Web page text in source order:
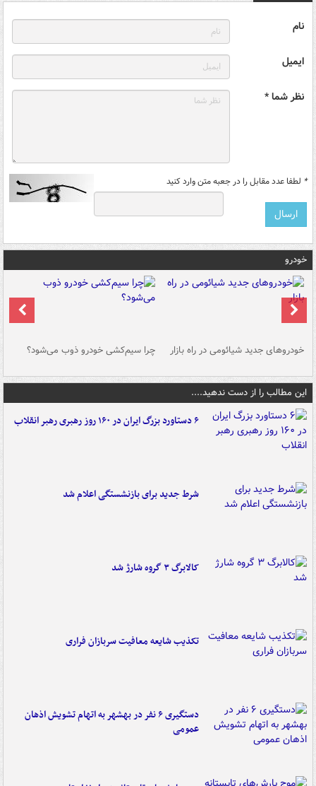
نام
ایمیل
نظر شما *
* لطفا عدد مقابل را در جعبه متن وارد کنید
خودرو
خودروهای جدید شیائومی در راه بازار چرا سیم‌کشی خودرو ذوب می‌شود؟
این مطالب را از دست ندهید....
۶ دستاورد بزرگ ایران در ۱۶۰ روز رهبری رهبر انقلاب
شرط جدید برای بازنشستگی اعلام شد
کالابرگ ۳ گروه شارژ شد
تکذیب شایعه معافیت سربازان فراری
دستگیری ۶ نفر در بهشهر به اتهام تشویش اذهان
عمومی